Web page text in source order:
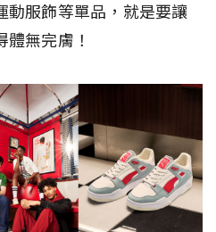
動服飾等單品，就是要讓
無完膚！